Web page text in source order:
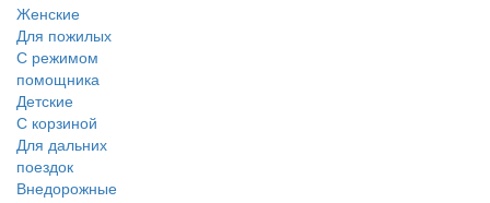
Женские
Для пожилых
С режимом
помощника
Детские
С корзиной
Для дальних
поездок
Внедорожные